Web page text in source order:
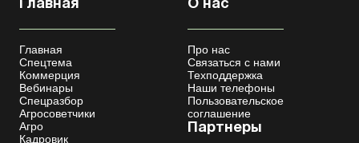
Главная
Главная
Спецтема
Коммерция
Вебинары
Спецразбор
Агросоветчики
Агро
Кадровик
О нас
Про нас
Связаться с нами
Техподдержка
Наши телефоны
Пользовательское
соглашение
Партнеры